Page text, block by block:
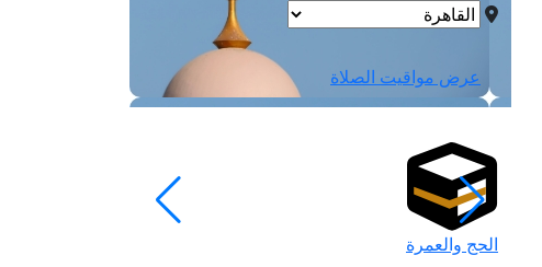
عرض مواقيت الصلاة
الحج والعمرة